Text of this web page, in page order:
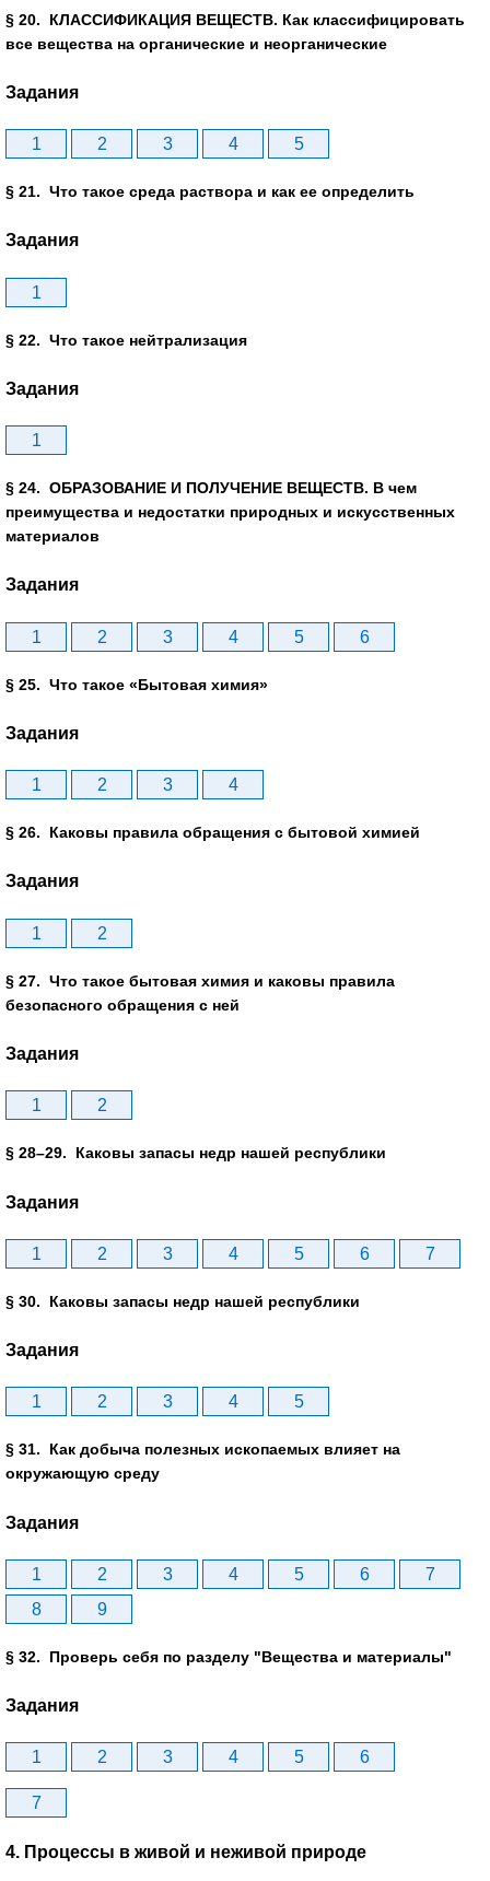
§ 20. КЛАССИФИКАЦИЯ ВЕЩЕСТВ. Как классифицировать
все вещества на органические и неорганические
Задания
1 2 3 4 5
§ 21. Что такое среда раствора и как ее определить
Задания
1
§ 22. Что такое нейтрализация
Задания
1
§ 24. ОБРАЗОВАНИЕ И ПОЛУЧЕНИЕ ВЕЩЕСТВ. В чем
преимущества и недостатки природных и искусственных
материалов
Задания
1 2 3 4 5 6
§ 25. Что такое «Бытовая химия»
Задания
1 2 3 4
§ 26. Каковы правила обращения с бытовой химией
Задания
1 2
§ 27. Что такое бытовая химия и каковы правила
безопасного обращения с ней
Задания
1 2
§ 28–29. Каковы запасы недр нашей республики
Задания
1 2 3 4 5 6 7
§ 30. Каковы запасы недр нашей республики
Задания
1 2 3 4 5
§ 31. Как добыча полезных ископаемых влияет на
окружающую среду
Задания
1 2 3 4 5 6
7
8
9
§ 32. Проверь себя по разделу "Вещества и материалы"
Задания
1 2 3 4 5 6
7
4. Процессы в живой и неживой природе